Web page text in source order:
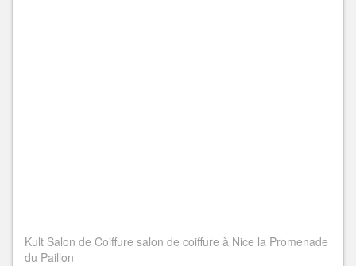
Kult Salon de Coiffure salon de coiffure à Nice la Promenade
du Paillon